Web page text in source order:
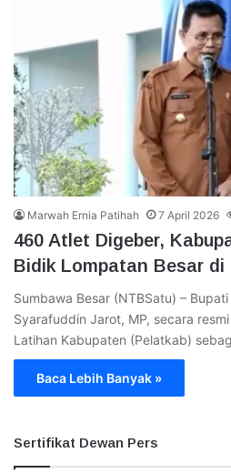
Marwah Ernia Patihah 7 April 2026
460 Atlet Digeber,
Bidik Lompatan Besar di
Sumbawa Besar (NTBSatu) –
Syarafuddin Jarot, MP, secara
Latihan Kabupaten (Pelatkab)
Baca Lebih Banyak »
Sertifikat Dewan Pers